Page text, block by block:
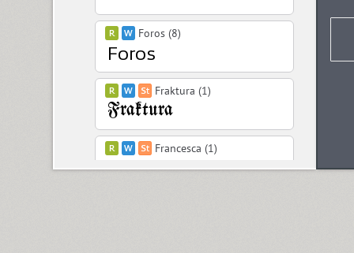
Foros (8)
Fraktura (1)
Francesca (1)